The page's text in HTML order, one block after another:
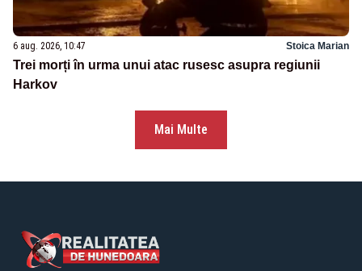
6 aug. 2026, 10:47 Stoica Marian
Trei morți în urma unui atac rusesc asupra regiunii
Harkov
Mai Multe